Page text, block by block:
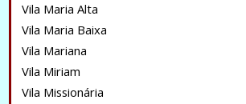
Vila Maria Alta
Vila Maria Baixa
Vila Mariana
Vila Miriam
Vila Missionária